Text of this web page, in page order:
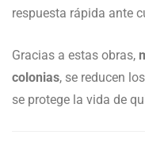
respuesta rápida ante
Gracias a estas obras,
colonias, se reducen
se protege la vida de